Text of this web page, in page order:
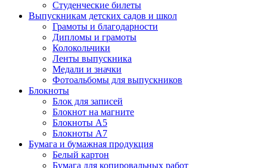
Студенческие билеты
Выпускникам детских садов и школ
Грамоты и благодарности
Дипломы и грамоты
Колокольчики
Ленты выпускника
Медали и значки
Фотоальбомы для выпускников
Блокноты
Блок для записей
Блокнот на магните
Блокноты А5
Блокноты А7
Бумага и бумажная продукция
Белый картон
Бумага для копировальных работ